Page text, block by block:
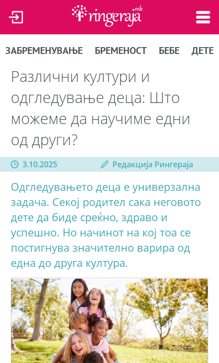
ЗАБРЕМЕНУВАЊЕ БРЕМЕНОСТ БЕБЕ ДЕТЕ
Различни култури и
одгледување деца: Што
можеме да научиме едни
од други?
3.10.2025 Редакција Рингераја
Одгледувањето деца е универзална
задача. Секој родител сака неговото
дете да биде среќно, здраво и
успешно. Но начинот на кој тоа се
постигнува значително варира од
една до друга култура.